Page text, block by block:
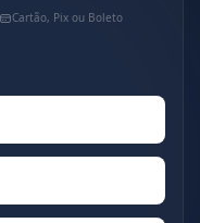
Cartão, Pix ou Boleto